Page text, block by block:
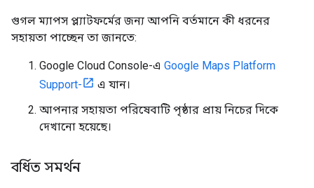
গুগল ম্যাপস প্ল্যাটফর্মের জন্য আপনি বর্তমানে কী ধরনের
সহায়তা পাচ্ছেন তা জানতে:
Google Cloud Console-এ Google Maps Platform
Support-
এ যান।
আপনার সহায়তা পরিষেবাটি পৃষ্ঠার প্রায় নিচের দিকে
দেখানো হয়েছে।
বর্ধিত সমর্থন